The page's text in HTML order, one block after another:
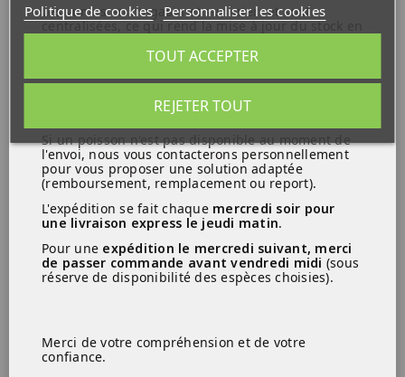
Les ventes en magasin et sur internet sont
centralisées, ce qui rend la mise à jour du stock en
Ce que vous devez savoir :
Si un poisson n'est pas disponible au moment de
l'envoi, nous vous contacterons personnellement
pour vous proposer une solution adaptée
(remboursement, remplacement ou report).
L'expédition se fait chaque mercredi soir pour
une livraison express le jeudi matin.
Pour une expédition le mercredi suivant, merci
de passer commande avant vendredi midi (sous
réserve de disponibilité des espèces choisies).
Merci de votre compréhension et de votre
confiance.
Politique de cookies Personnaliser les cookies
REJETER TOUT
TOUT ACCEPTER